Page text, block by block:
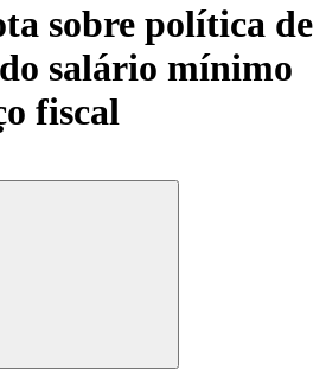
sobre política de
salário mínimo
fiscal